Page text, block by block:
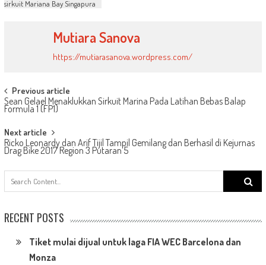
sirkuit Mariana Bay Singapura
Mutiara Sanova
https://mutiarasanova.wordpress.com/
Post
navigation
Previous article
Sean Gelael Menaklukkan Sirkuit Marina Pada Latihan Bebas Balap
Formula 1 (FP1)
Next article
Ricko Leonardy dan Arif Tijil Tampil Gemilang dan Berhasil di Kejurnas
Drag Bike 2017 Region 3 Putaran 5
Search
RECENT POSTS
Tiket mulai dijual untuk laga FIA WEC Barcelona dan
Monza